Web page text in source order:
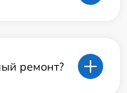
ремонт?